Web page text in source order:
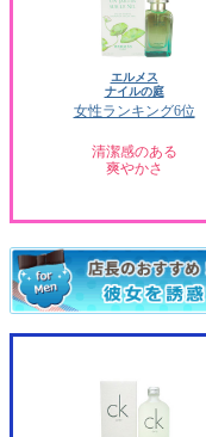
エルメス
ナイルの庭
女性ランキング6位
清潔感のある
爽やかさ